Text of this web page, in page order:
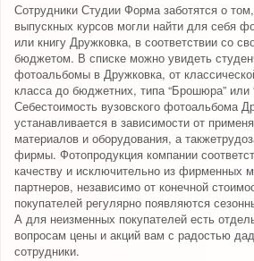
Сотрудники Студии Форма заботятся о
выпускных курсов могли найти для себя
или книгу Дружковка, в соответствии со
бюджетом. В списке можно увидеть
фотоальбомы в Дружковка, от
класса до бюджетних, типа “Брошюра” или
Себестоимость вузовского фотоальбома
устанавливается в зависимости от
материалов и оборудования, а
фирмы. Фотопродукция компании
качеству и исключительно из фирменных
партнеров, независимо от конечной
покупателей регулярно появляются
А для неизменных покупателей есть
вопросам цены и акций вам с радостью
сотрудники.